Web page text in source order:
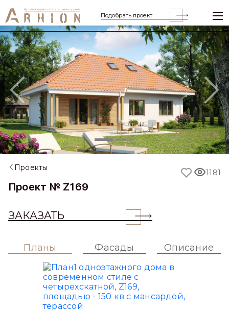
Подобрать проект
Previous
Проекты
Проект № Z169
ЗАКАЗАТЬ
1181
Планы Фасады Описание